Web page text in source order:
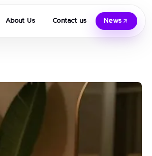
About Us Contact us News